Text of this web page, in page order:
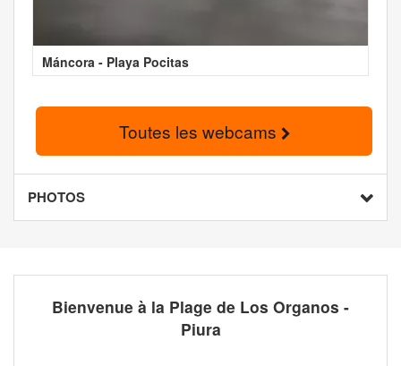
Máncora - Playa Pocitas
Toutes les webcams
PHOTOS
Bienvenue à la Plage de Los Organos -
Piura